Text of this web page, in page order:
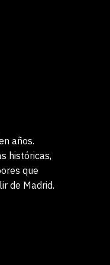
años.
históricas,
que
de Madrid.